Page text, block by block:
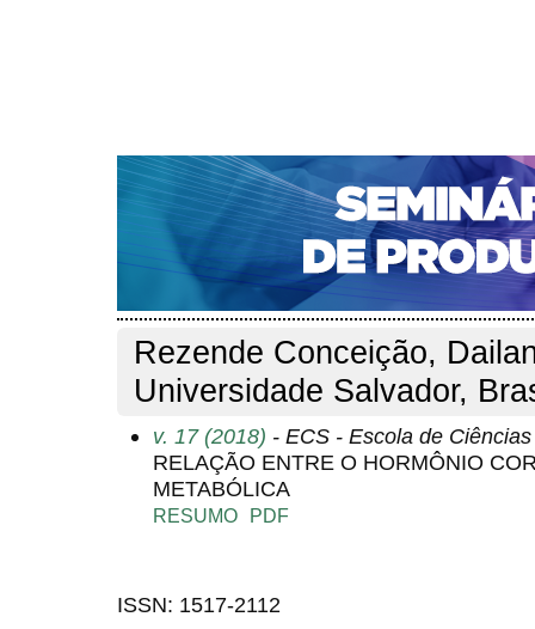
CAPA SOBRE ACESSO
NOTÍCIAS
PORTAL DE REVISTAS DA UNIFACS
Pesquisa > Perfil do autor
Perfil do autor
Rezende Conceição,
Universidade Salvador,
v. 17 (2018) - ECS - Escola de
RELAÇÃO ENTRE O HORMÔNIO
METABÓLICA
RESUMO PDF
ISSN: 1517-2112